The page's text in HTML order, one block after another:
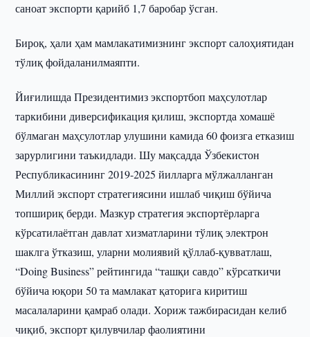
саноат экспорти қарийб 1,7 баробар ўсган.
Бироқ, ҳали ҳам мамлакатимизнинг экспорт салоҳиятидан
тўлиқ фойдаланилмаяпти.
Йиғилишда Президентимиз экспортбоп маҳсулотлар
таркибини диверсификация қилиш, экспортда хомашё
бўлмаган маҳсулотлар улушини камида 60 фоизга етказиш
зарурлигини таъкидлади. Шу мақсадда Ўзбекистон
Республикасининг 2019-2025 йилларга мўлжалланган
Миллий экспорт стратегиясини ишлаб чиқиш бўйича
топшириқ берди. Мазкур стратегия экспортёрларга
кўрсатилаётган давлат хизматларини тўлиқ электрон
шаклга ўтказиш, уларни молиявий қўллаб-қувватлаш,
“Doing Business” рейтингида “ташқи савдо” кўрсаткичи
бўйича юқори 50 та мамлакат қаторига киритиш
масалаларини қамраб олади. Хориж тажбирасидан келиб
чиқиб, экспорт қилувчилар фаолиятини